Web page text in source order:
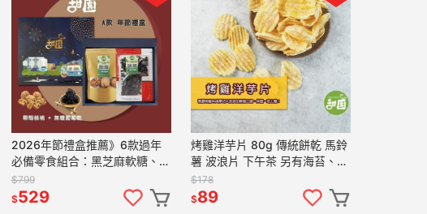
2026年節禮盒推薦》6款過年
必備零食組合：黑芝麻軟糖、肉
乾、堅果、果乾一次滿足｜甜園
$799
$529
烤雞洋芋片 80g 傳統餅乾 馬鈴
薯 波浪片 下午茶 另有海苔、沙
茶口味可選購【甜園】
$178
$89